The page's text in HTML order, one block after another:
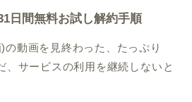
日間無料お試し解約手順
の動画を見終わった、たっぷり
、サービスの利用を継続しないと